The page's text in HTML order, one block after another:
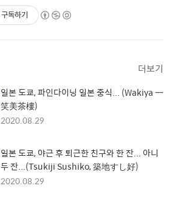
구독하기
더보기
일본 도쿄, 파인다이닝 일본 중식... (Wakiya 一
笑美茶樓)
2020.08.29
일본 도쿄, 야근 후 퇴근한 친구와 한 잔... 아니
두 잔...(Tsukiji Sushiko, 築地すし好)
2020.08.29